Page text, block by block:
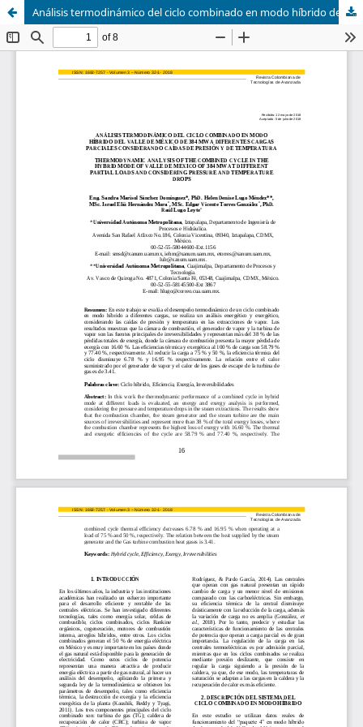
Análisis termodinámico del ciclo combinado en modo híbrido del Valle de México de 384 MW a diferentes cargas parciales considerando caídas de presión y de temperatura